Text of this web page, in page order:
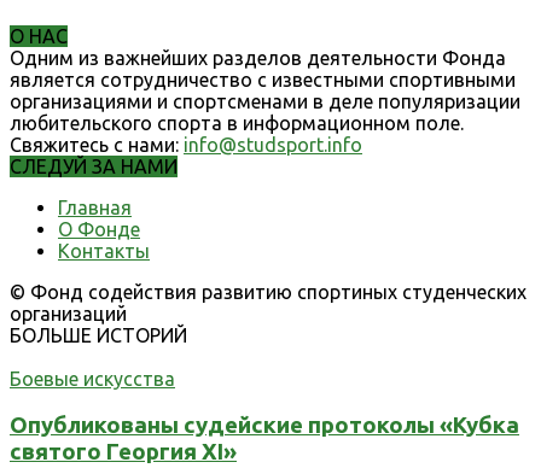
О НАС
Одним из важнейших разделов деятельности Фонда
является сотрудничество с известными спортивными
организациями и спортсменами в деле популяризации
любительского спорта в информационном поле.
Свяжитесь с нами: info@studsport.info
СЛЕДУЙ ЗА НАМИ
Главная
О Фонде
Контакты
© Фонд содействия развитию спортиных студенческих
организаций
БОЛЬШЕ ИСТОРИЙ
Боевые искусства
Опубликованы судейские протоколы «Кубка
святого Георгия XI»